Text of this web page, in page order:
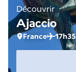
Découvrir
Ajaccio
France 17h35